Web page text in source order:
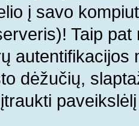
į savo
Taip
autentifikacijos
dėžučių,